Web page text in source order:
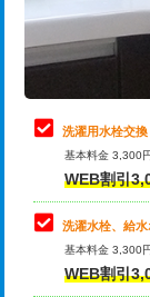
用（追加）/3ｍ
給水管工事※（
管・ポリ管・
給水管工事※（
管・ポリ管・
排水管工事（
業）
排水管工事（
止水・漏水調
理・調整・分解
止水・漏水調
理・調整・分解
止水・漏水調
理・調整・分
キッチンタン
その他部品の
洗濯用水栓交換
基本料金 3,300
WEB割引
洗濯水栓、給
基本料金 3,300
WEB割引